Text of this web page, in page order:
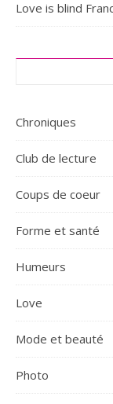
Love is blind
Chroniques
Club de lecture
Coups de coeur
Forme et santé
Humeurs
Love
Mode et beauté
Photo